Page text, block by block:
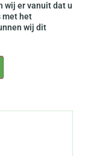
wij er vanuit dat u
met het
wij dit